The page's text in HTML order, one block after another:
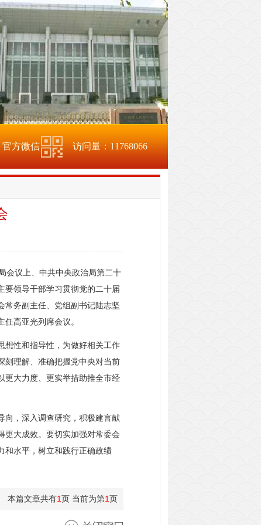
官方微信 访问量： 11768066
议上、中共中央政治局第二十
要领导干部学习贯彻党的二十届
常务副主任、党组副书记陆志坚
高亚光列席会议。
性和指导性，为做好相关工作
刻理解、准确把握党中央对当前
更大力度、更实举措助推全市经
，深入调查研究，积极建言献
更大成效。要切实加强对常委会
和水平，树立和践行正确政绩
本篇文章共有1页 当前为第1页